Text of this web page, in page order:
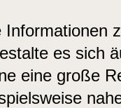
es sich
eine große